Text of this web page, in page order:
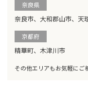
奈良県
奈良市、大和郡山市、天
京都府
精華町、木津川市
その他エリアもお気軽にご